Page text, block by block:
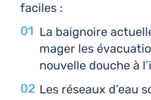
faciles :
La bai­gnoire
ma­ger les
nou­velle douche à
Les réseaux d’eau